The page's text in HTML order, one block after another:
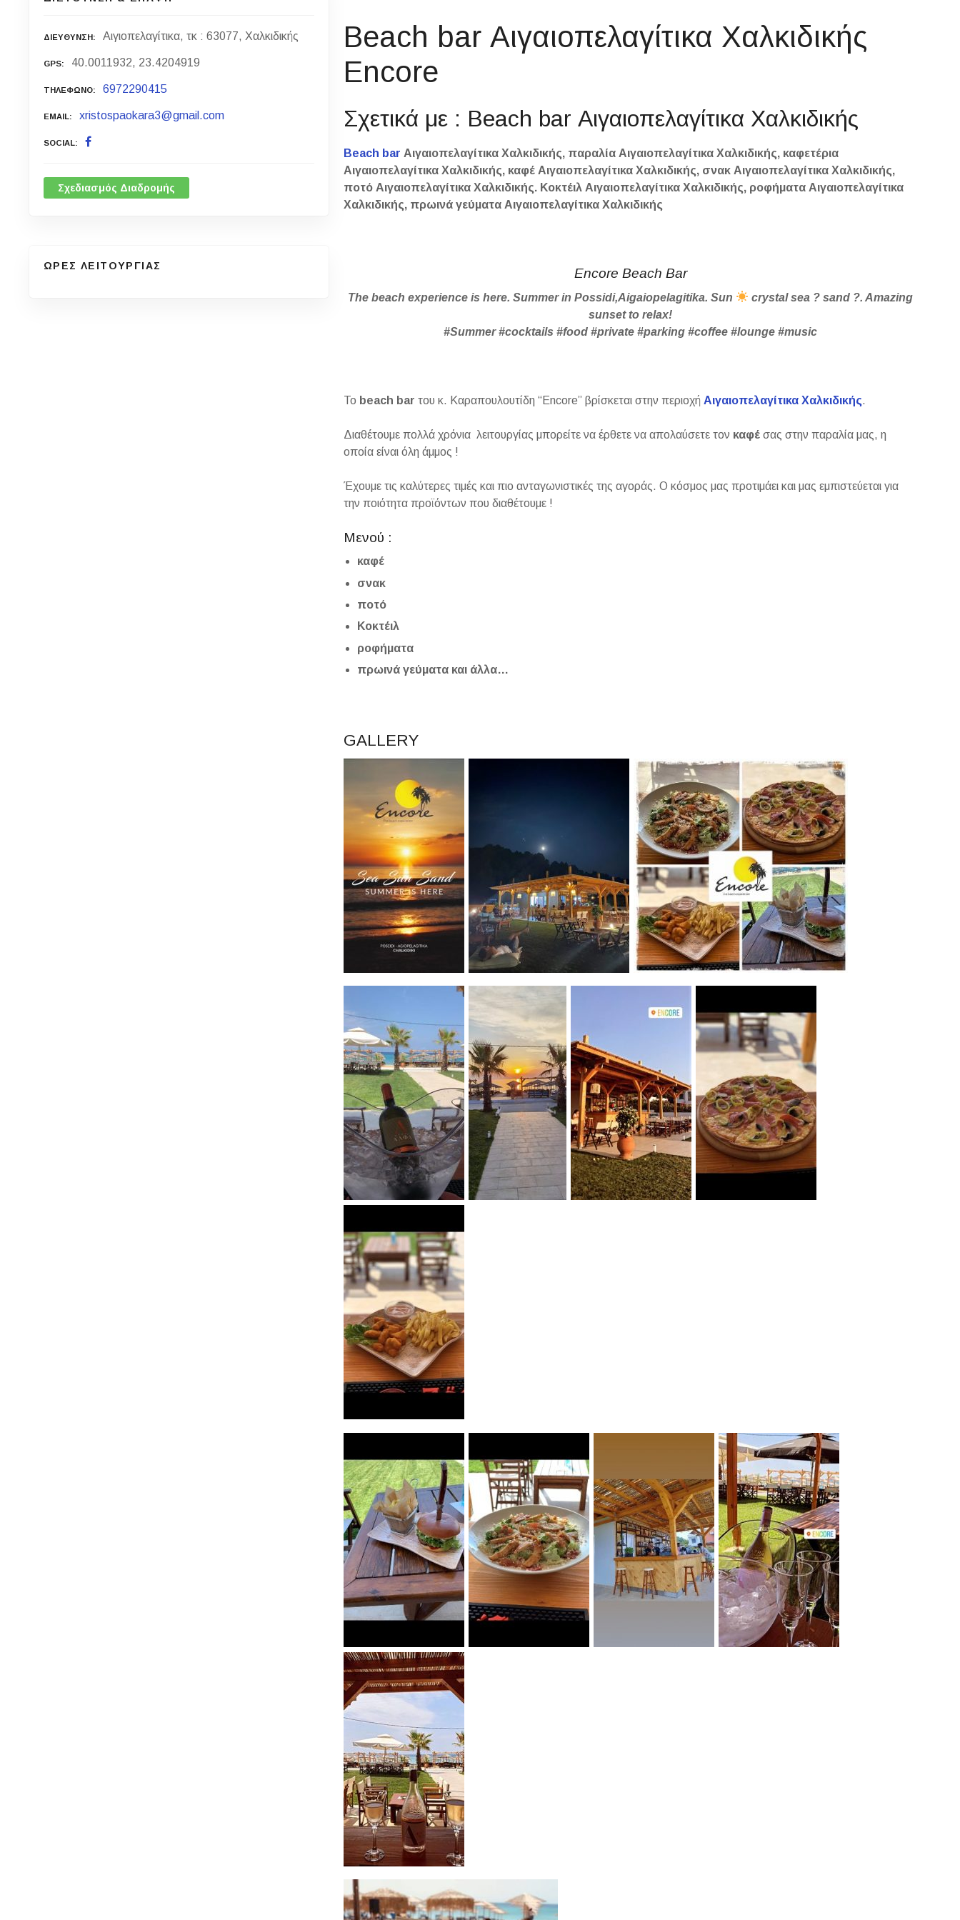
ΔΙΕΥΘΥΝΣΗ Αιγιοπελαγίτικα, τκ : 63077, Χαλκιδικής
GPS 40.0011932, 23.4204919
ΤΗΛΕΦΩΝΟ 6972290415
EMAIL xristospaokara3@gmail.com
SOCIAL
Σχεδιασμός Διαδρομής
ΩΡΕΣ ΛΕΙΤΟΥΡΓΙΑΣ
Beach bar Αιγαιοπελαγίτικα Χαλκιδικής
Encore
Σχετικά με : Beach bar Αιγαιοπελαγίτικα Χαλκιδικής
Beach bar Αιγαιοπελαγίτικα Χαλκιδικής, παραλία Αιγαιοπελαγίτικα Χαλκιδικής, καφετέρια
Αιγαιοπελαγίτικα Χαλκιδικής, καφέ Αιγαιοπελαγίτικα Χαλκιδικής, σνακ Αιγαιοπελαγίτικα Χαλκιδικής,
ποτό Αιγαιοπελαγίτικα Χαλκιδικής. Κοκτέιλ Αιγαιοπελαγίτικα Χαλκιδικής, ροφήματα Αιγαιοπελαγίτικα
Χαλκιδικής, πρωινά γεύματα Αιγαιοπελαγίτικα Χαλκιδικής
Encore Beach Bar
The beach experience is here. Summer in Possidi,Aigaiopelagitika. Sun
crystal sea ? sand ?. Amazing
sunset to relax!
#Summer #cocktails #food #private #parking #coffee #lounge #music
Το beach bar του κ. Καραπουλουτίδη “Encore” βρίσκεται στην περιοχή Αιγαιοπελαγίτικα Χαλκιδικής.
Διαθέτουμε πολλά χρόνια λειτουργίας μπορείτε να έρθετε να απολαύσετε τον καφέ σας στην παραλία μας, η
οποία είναι όλη άμμος !
Έχουμε τις καλύτερες τιμές και πιο ανταγωνιστικές της αγοράς. Ο κόσμος μας προτιμάει και μας εμπιστεύεται για
την ποιότητα προϊόντων που διαθέτουμε !
Μενού :
καφέ
σνακ
ποτό
Κοκτέιλ
ροφήματα
πρωινά γεύματα και άλλα…
GALLERY